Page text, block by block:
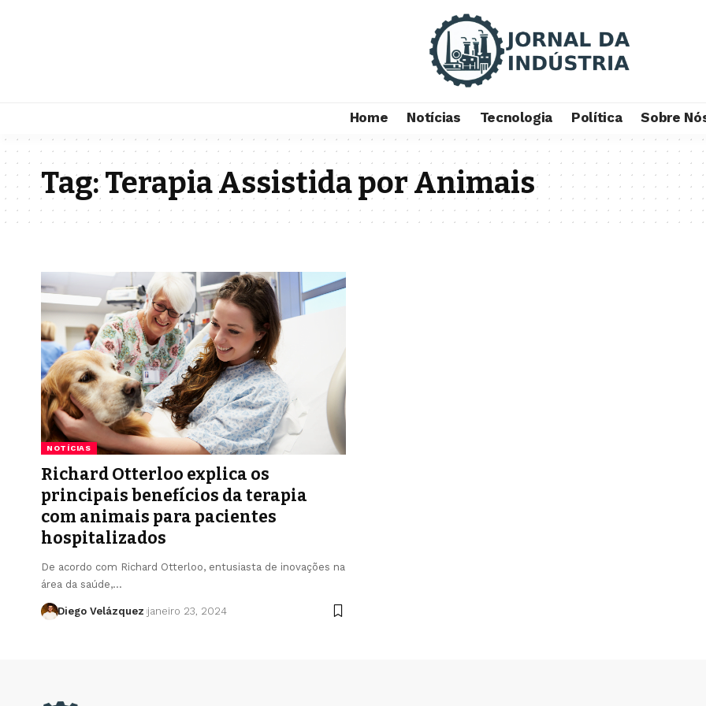
Home Notícias Tecnologia Política Sobre
Tag:Terapia Assistida por Animais
NOTÍCIAS
Richard Otterloo explica os
principais benefícios da terapia
com animais para pacientes
hospitalizados
De acordo com Richard Otterloo, entusiasta de inovações na
área da saúde,…
Diego Velázquez janeiro 23, 2024